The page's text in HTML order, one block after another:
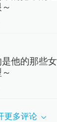
他的那些
更多评论